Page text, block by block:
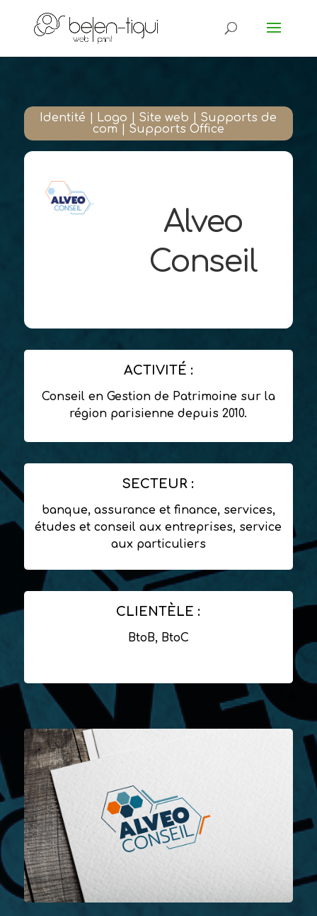
Identité Logo Site web
Supports de
com
Supports Office
Alveo
Conseil
ACTIVITÉ :
Conseil en Gestion de Patrimoine sur la
région parisienne depuis 2010.
SECTEUR :
banque, assurance et finance, services,
études et conseil aux entreprises, service
aux particuliers
CLIENTÈLE :
BtoB, BtoC